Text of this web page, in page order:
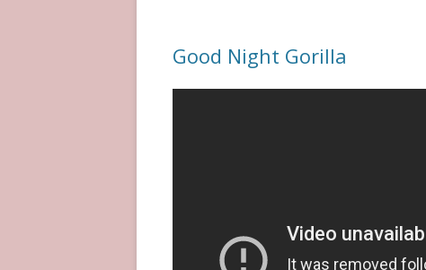
Good Night Gorilla